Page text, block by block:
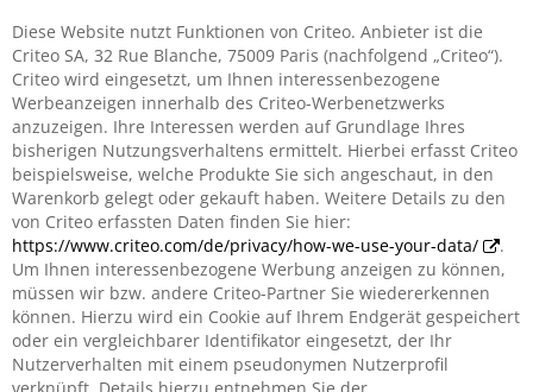
Diese Website nutzt Funktionen von Criteo. Anbieter ist die
Criteo SA, 32 Rue Blanche, 75009 Paris (nachfolgend „Criteo“).
Criteo wird eingesetzt, um Ihnen interessenbezogene
Werbeanzeigen innerhalb des Criteo-Werbenetzwerks
anzuzeigen. Ihre Interessen werden auf Grundlage Ihres
bisherigen Nutzungsverhaltens ermittelt. Hierbei erfasst Criteo
beispielsweise, welche Produkte Sie sich angeschaut, in den
Warenkorb gelegt oder gekauft haben. Weitere Details zu den
von Criteo erfassten Daten finden Sie hier:
https://www.criteo.com/de/privacy/how-we-use-your-data/
.
Um Ihnen interessenbezogene Werbung anzeigen zu können,
müssen wir bzw. andere Criteo-Partner Sie wiedererkennen
können. Hierzu wird ein Cookie auf Ihrem Endgerät gespeichert
oder ein vergleichbarer Identifikator eingesetzt, der Ihr
Nutzerverhalten mit einem pseudonymen Nutzerprofil